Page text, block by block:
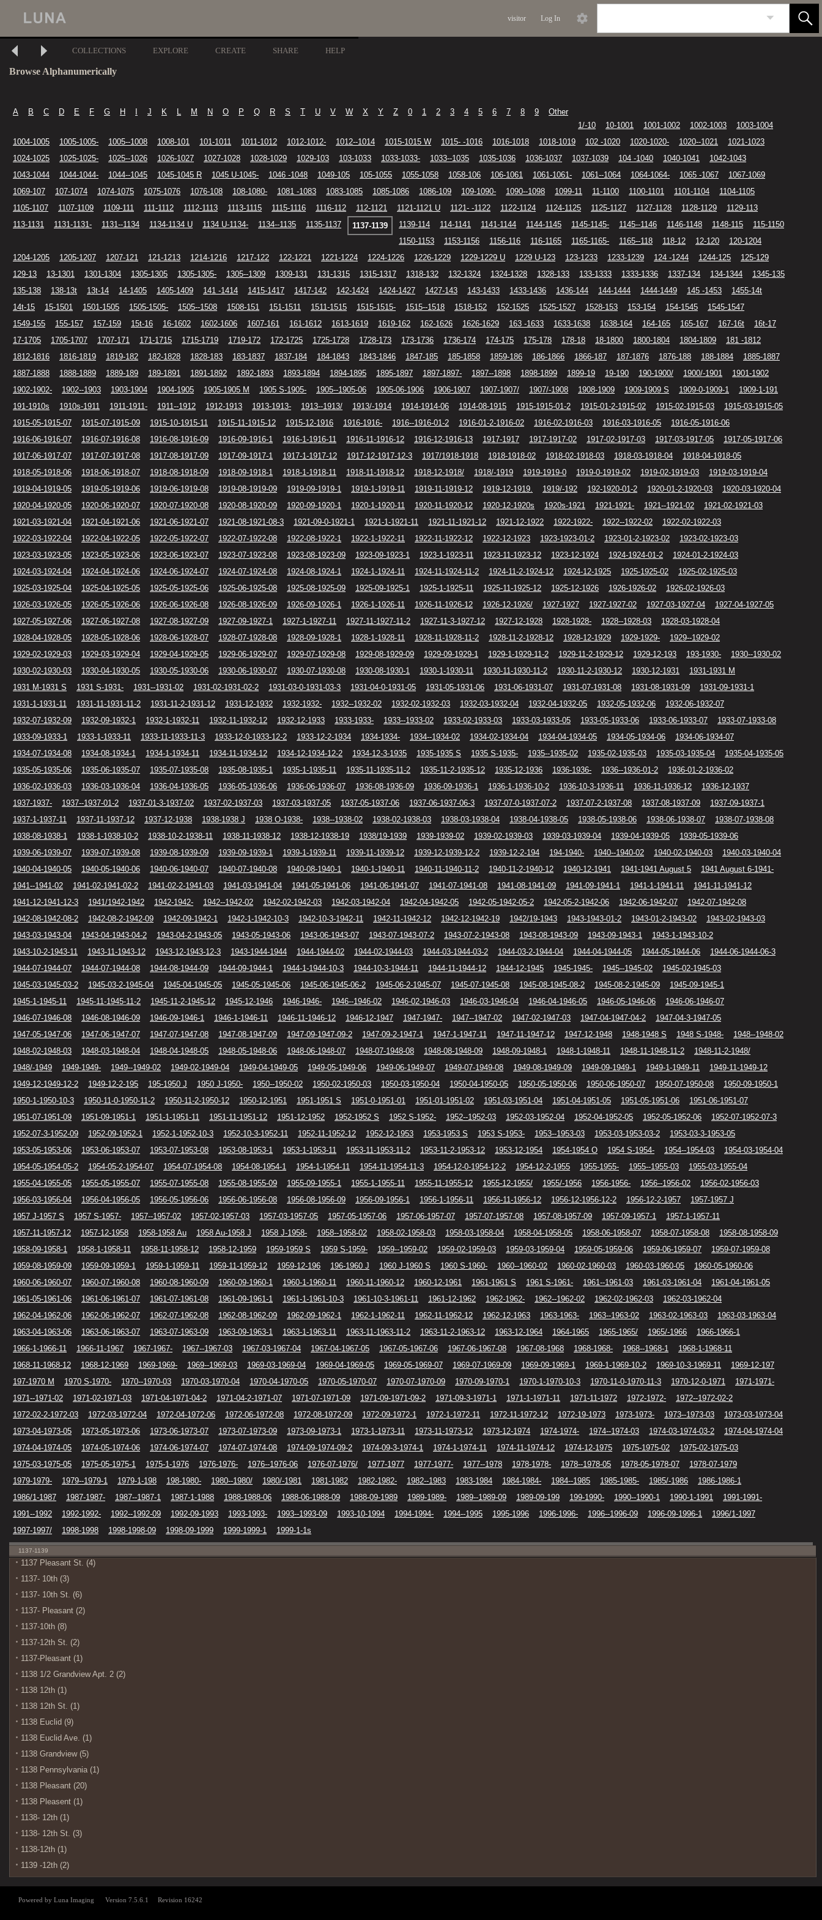
visitor Log In
COLLECTIONS EXPLORE CREATE SHARE HELP
Browse Alphanumerically
A B C D E F G H J K L M N O P Q R S T U V W X Y Z 0 1 2 3 4 5 6 7 8 9
Other
1/-10
10-1001 1001-1002 1002-1003
1003-1004
1004-1005
1005-1005- 1005--1008 1008-101 101-1011 1011-1012 1012-1012- 1012--1014 1015-1015 W 1015- -1016 1016-1018 1018-1019 102 -1020 1020-1020- 1020--1021
1021-1023
1024-1025
1025-1025- 1025--1026 1026-1027 1027-1028 1028-1029 1029-103 103-1033 1033-1033- 1033--1035 1035-1036 1036-1037 1037-1039 104 -1040 1040-1041
1042-1043
1043-1044
1044-1044- 1044--1045 1045-1045 R 1045 U-1045- 1046 -1048 1049-105 105-1055 1055-1058 1058-106 106-1061 1061-1061- 1061--1064 1064-1064- 1065 -1067
1067-1069
1069-107
107-1074 1074-1075 1075-1076 1076-108 108-1080- 1081 -1083 1083-1085 1085-1086 1086-109 109-1090- 1090--1098 1099-11 11-1100 1100-1101 1101-1104
1104-1105
1105-1107
1107-1109 1109-111 111-1112 1112-1113 1113-1115 1115-1116 1116-112 112-1121 1121-1121 U 1121- -1122 1122-1124 1124-1125 1125-1127 1127-1128 1128-1129
1129-113
113-1131
1131-1131- 1131--1134 1134-1134 U 1134 U-1134- 1134--1135 1135-1137 1137-1139 1139-114 114-1141 1141-1144 1144-1145 1145-1145- 1145--1146 1146-1148 1148-115
115-1150
1150-1153
1153-1156 1156-116 116-1165 1165-1165- 1165--118 118-12 12-120
120-1204
1204-1205
1205-1207 1207-121 121-1213 1214-1216 1217-122 122-1221 1221-1224 1224-1226 1226-1229 1229-1229 U 1229 U-123 123-1233 1233-1239 124 -1244 1244-125
125-129
129-13
13-1301 1301-1304 1305-1305 1305-1305- 1305--1309 1309-131 131-1315 1315-1317 1318-132 132-1324 1324-1328 1328-133 133-1333 1333-1336 1337-134 134-1344
1345-135
135-138
138-13t 13t-14 14-1405 1405-1409 141 -1414 1415-1417 1417-142 142-1424 1424-1427 1427-143 143-1433 1433-1436 1436-144 144-1444 1444-1449 145 -1453
1455-14t
14t-15
15-1501 1501-1505 1505-1505- 1505--1508 1508-151 151-1511 1511-1515 1515-1515- 1515--1518 1518-152 152-1525 1525-1527 1528-153 153-154 154-1545
1545-1547
1549-155
155-157 157-159 15t-16 16-1602 1602-1606 1607-161 161-1612 1613-1619 1619-162 162-1626 1626-1629 163 -1633 1633-1638 1638-164 164-165 165-167 167-16t
16t-17
17-1705
1705-1707 1707-171 171-1715 1715-1719 1719-172 172-1725 1725-1728 1728-173 173-1736 1736-174 174-175 175-178 178-18 18-1800 1800-1804 1804-1809
181 -1812
1812-1816
1816-1819 1819-182 182-1828 1828-183 183-1837 1837-184 184-1843 1843-1846 1847-185 185-1858 1859-186 186-1866 1866-187 187-1876 1876-188 188-1884
1885-1887
1887-1888
1888-1889 1889-189 189-1891 1891-1892 1892-1893 1893-1894 1894-1895 1895-1897 1897-1897- 1897--1898 1898-1899 1899-19 19-190 190-1900/ 1900/-1901
1901-1902
1902-1902-
1902--1903 1903-1904 1904-1905 1905-1905 M 1905 S-1905- 1905--1905-06 1905-06-1906 1906-1907 1907-1907/ 1907/-1908 1908-1909 1909-1909 S 1909-0-1909-1
1909-1-191
191-1910s
1910s-1911 1911-1911- 1911--1912 1912-1913 1913-1913- 1913--1913/ 1913/-1914 1914-1914-06 1914-08-1915 1915-1915-01-2 1915-01-2-1915-02 1915-02-1915-03
1915-03-1915-05
1915-05-1915-07
1915-07-1915-09 1915-10-1915-11 1915-11-1915-12 1915-12-1916 1916-1916- 1916--1916-01-2 1916-01-2-1916-02 1916-02-1916-03 1916-03-1916-05
1916-05-1916-06
1916-06-1916-07
1916-07-1916-08 1916-08-1916-09 1916-09-1916-1 1916-1-1916-11 1916-11-1916-12 1916-12-1916-13 1917-1917 1917-1917-02 1917-02-1917-03 1917-03-1917-05
1917-05-1917-06
1917-06-1917-07
1917-07-1917-08 1917-08-1917-09 1917-09-1917-1 1917-1-1917-12 1917-12-1917-12-3 1917/1918-1918 1918-1918-02 1918-02-1918-03 1918-03-1918-04
1918-04-1918-05
1918-05-1918-06
1918-06-1918-07 1918-08-1918-09 1918-09-1918-1 1918-1-1918-11 1918-11-1918-12 1918-12-1918/ 1918/-1919 1919-1919-0 1919-0-1919-02 1919-02-1919-03
1919-03-1919-04
1919-04-1919-05
1919-05-1919-06 1919-06-1919-08 1919-08-1919-09 1919-09-1919-1 1919-1-1919-11 1919-11-1919-12 1919-12-1919. 1919/-192 192-1920-01-2 1920-01-2-1920-03
1920-03-1920-04
1920-04-1920-05
1920-06-1920-07 1920-07-1920-08 1920-08-1920-09 1920-09-1920-1 1920-1-1920-11 1920-11-1920-12 1920-12-1920s 1920s-1921 1921-1921- 1921--1921-02
1921-02-1921-03
1921-03-1921-04
1921-04-1921-06 1921-06-1921-07 1921-08-1921-08-3 1921-09-0-1921-1 1921-1-1921-11 1921-11-1921-12 1921-12-1922 1922-1922- 1922--1922-02
1922-02-1922-03
1922-03-1922-04
1922-04-1922-05 1922-05-1922-07 1922-07-1922-08 1922-08-1922-1 1922-1-1922-11 1922-11-1922-12 1922-12-1923 1923-1923-01-2 1923-01-2-1923-02
1923-02-1923-03
1923-03-1923-05
1923-05-1923-06 1923-06-1923-07 1923-07-1923-08 1923-08-1923-09 1923-09-1923-1 1923-1-1923-11 1923-11-1923-12 1923-12-1924 1924-1924-01-2
1924-01-2-1924-03
1924-03-1924-04
1924-04-1924-06 1924-06-1924-07 1924-07-1924-08 1924-08-1924-1 1924-1-1924-11 1924-11-1924-11-2 1924-11-2-1924-12 1924-12-1925 1925-1925-02
1925-02-1925-03
1925-03-1925-04
1925-04-1925-05 1925-05-1925-06 1925-06-1925-08 1925-08-1925-09 1925-09-1925-1 1925-1-1925-11 1925-11-1925-12 1925-12-1926 1926-1926-02
1926-02-1926-03
1926-03-1926-05
1926-05-1926-06 1926-06-1926-08 1926-08-1926-09 1926-09-1926-1 1926-1-1926-11 1926-11-1926-12 1926-12-1926/ 1927-1927 1927-1927-02 1927-03-1927-04
1927-04-1927-05
1927-05-1927-06
1927-06-1927-08 1927-08-1927-09 1927-09-1927-1 1927-1-1927-11 1927-11-1927-11-2 1927-11-3-1927-12 1927-12-1928 1928-1928- 1928--1928-03
1928-03-1928-04
1928-04-1928-05
1928-05-1928-06 1928-06-1928-07 1928-07-1928-08 1928-09-1928-1 1928-1-1928-11 1928-11-1928-11-2 1928-11-2-1928-12 1928-12-1929 1929-1929-
1929--1929-02
1929-02-1929-03
1929-03-1929-04 1929-04-1929-05 1929-06-1929-07 1929-07-1929-08 1929-08-1929-09 1929-09-1929-1 1929-1-1929-11-2 1929-11-2-1929-12 1929-12-193 193-1930-
1930--1930-02
1930-02-1930-03
1930-04-1930-05 1930-05-1930-06 1930-06-1930-07 1930-07-1930-08 1930-08-1930-1 1930-1-1930-11 1930-11-1930-11-2 1930-11-2-1930-12 1930-12-1931
1931-1931 M
1931 M-1931 S
1931 S-1931- 1931--1931-02 1931-02-1931-02-2 1931-03-0-1931-03-3 1931-04-0-1931-05 1931-05-1931-06 1931-06-1931-07 1931-07-1931-08 1931-08-1931-09
1931-09-1931-1
1931-1-1931-11
1931-11-1931-11-2 1931-11-2-1931-12 1931-12-1932 1932-1932- 1932--1932-02 1932-02-1932-03 1932-03-1932-04 1932-04-1932-05 1932-05-1932-06
1932-06-1932-07
1932-07-1932-09
1932-09-1932-1 1932-1-1932-11 1932-11-1932-12 1932-12-1933 1933-1933- 1933--1933-02 1933-02-1933-03 1933-03-1933-05 1933-05-1933-06 1933-06-1933-07
1933-07-1933-08
1933-09-1933-1
1933-1-1933-11 1933-11-1933-11-3 1933-12-0-1933-12-2 1933-12-2-1934 1934-1934- 1934--1934-02 1934-02-1934-04 1934-04-1934-05 1934-05-1934-06
1934-06-1934-07
1934-07-1934-08
1934-08-1934-1 1934-1-1934-11 1934-11-1934-12 1934-12-1934-12-2 1934-12-3-1935 1935-1935 S 1935 S-1935- 1935--1935-02 1935-02-1935-03 1935-03-1935-04
1935-04-1935-05
1935-05-1935-06
1935-06-1935-07 1935-07-1935-08 1935-08-1935-1 1935-1-1935-11 1935-11-1935-11-2 1935-11-2-1935-12 1935-12-1936 1936-1936- 1936--1936-01-2
1936-01-2-1936-02
1936-02-1936-03
1936-03-1936-04 1936-04-1936-05 1936-05-1936-06 1936-06-1936-07 1936-08-1936-09 1936-09-1936-1 1936-1-1936-10-2 1936-10-3-1936-11 1936-11-1936-12
1936-12-1937
1937-1937-
1937--1937-01-2 1937-01-3-1937-02 1937-02-1937-03 1937-03-1937-05 1937-05-1937-06 1937-06-1937-06-3 1937-07-0-1937-07-2 1937-07-2-1937-08 1937-08-1937-09
1937-09-1937-1
1937-1-1937-11
1937-11-1937-12 1937-12-1938 1938-1938 J 1938 O-1938- 1938--1938-02 1938-02-1938-03 1938-03-1938-04 1938-04-1938-05 1938-05-1938-06 1938-06-1938-07
1938-07-1938-08
1938-08-1938-1
1938-1-1938-10-2 1938-10-2-1938-11 1938-11-1938-12 1938-12-1938-19 1938/19-1939 1939-1939-02 1939-02-1939-03 1939-03-1939-04 1939-04-1939-05
1939-05-1939-06
1939-06-1939-07
1939-07-1939-08 1939-08-1939-09 1939-09-1939-1 1939-1-1939-11 1939-11-1939-12 1939-12-1939-12-2 1939-12-2-194 194-1940- 1940--1940-02 1940-02-1940-03
1940-03-1940-04
1940-04-1940-05
1940-05-1940-06 1940-06-1940-07 1940-07-1940-08 1940-08-1940-1 1940-1-1940-11 1940-11-1940-11-2 1940-11-2-1940-12 1940-12-1941 1941-1941 August 5
1941 August 6-1941-
1941--1941-02
1941-02-1941-02-2 1941-02-2-1941-03 1941-03-1941-04 1941-05-1941-06 1941-06-1941-07 1941-07-1941-08 1941-08-1941-09 1941-09-1941-1 1941-1-1941-11
1941-11-1941-12
1941-12-1941-12-3
1941/1942-1942 1942-1942- 1942--1942-02 1942-02-1942-03 1942-03-1942-04 1942-04-1942-05 1942-05-1942-05-2 1942-05-2-1942-06 1942-06-1942-07
1942-07-1942-08
1942-08-1942-08-2
1942-08-2-1942-09 1942-09-1942-1 1942-1-1942-10-3 1942-10-3-1942-11 1942-11-1942-12 1942-12-1942-19 1942/19-1943 1943-1943-01-2 1943-01-2-1943-02
1943-02-1943-03
1943-03-1943-04
1943-04-1943-04-2 1943-04-2-1943-05 1943-05-1943-06 1943-06-1943-07 1943-07-1943-07-2 1943-07-2-1943-08 1943-08-1943-09 1943-09-1943-1
1943-1-1943-10-2
1943-10-2-1943-11
1943-11-1943-12 1943-12-1943-12-3 1943-1944-1944 1944-1944-02 1944-02-1944-03 1944-03-1944-03-2 1944-03-2-1944-04 1944-04-1944-05 1944-05-1944-06
1944-06-1944-06-3
1944-07-1944-07
1944-07-1944-08 1944-08-1944-09 1944-09-1944-1 1944-1-1944-10-3 1944-10-3-1944-11 1944-11-1944-12 1944-12-1945 1945-1945- 1945--1945-02
1945-02-1945-03
1945-03-1945-03-2
1945-03-2-1945-04 1945-04-1945-05 1945-05-1945-06 1945-06-1945-06-2 1945-06-2-1945-07 1945-07-1945-08 1945-08-1945-08-2 1945-08-2-1945-09
1945-09-1945-1
1945-1-1945-11
1945-11-1945-11-2 1945-11-2-1945-12 1945-12-1946 1946-1946- 1946--1946-02 1946-02-1946-03 1946-03-1946-04 1946-04-1946-05 1946-05-1946-06
1946-06-1946-07
1946-07-1946-08
1946-08-1946-09 1946-09-1946-1 1946-1-1946-11 1946-11-1946-12 1946-12-1947 1947-1947- 1947--1947-02 1947-02-1947-03 1947-04-1947-04-2
1947-04-3-1947-05
1947-05-1947-06
1947-06-1947-07 1947-07-1947-08 1947-08-1947-09 1947-09-1947-09-2 1947-09-2-1947-1 1947-1-1947-11 1947-11-1947-12 1947-12-1948 1948-1948 S 1948 S-1948-
1948--1948-02
1948-02-1948-03
1948-03-1948-04 1948-04-1948-05 1948-05-1948-06 1948-06-1948-07 1948-07-1948-08 1948-08-1948-09 1948-09-1948-1 1948-1-1948-11 1948-11-1948-11-2
1948-11-2-1948/
1948/-1949
1949-1949- 1949--1949-02 1949-02-1949-04 1949-04-1949-05 1949-05-1949-06 1949-06-1949-07 1949-07-1949-08 1949-08-1949-09 1949-09-1949-1 1949-1-1949-11
1949-11-1949-12
1949-12-1949-12-2
1949-12-2-195 195-1950 J 1950 J-1950- 1950--1950-02 1950-02-1950-03 1950-03-1950-04 1950-04-1950-05 1950-05-1950-06 1950-06-1950-07 1950-07-1950-08
1950-09-1950-1
1950-1-1950-10-3
1950-11-0-1950-11-2 1950-11-2-1950-12 1950-12-1951 1951-1951 S 1951-0-1951-01 1951-01-1951-02 1951-03-1951-04 1951-04-1951-05 1951-05-1951-06
1951-06-1951-07
1951-07-1951-09
1951-09-1951-1 1951-1-1951-11 1951-11-1951-12 1951-12-1952 1952-1952 S 1952 S-1952- 1952--1952-03 1952-03-1952-04 1952-04-1952-05 1952-05-1952-06
1952-07-1952-07-3
1952-07-3-1952-09
1952-09-1952-1 1952-1-1952-10-3 1952-10-3-1952-11 1952-11-1952-12 1952-12-1953 1953-1953 S 1953 S-1953- 1953--1953-03 1953-03-1953-03-2
1953-03-3-1953-05
1953-05-1953-06
1953-06-1953-07 1953-07-1953-08 1953-08-1953-1 1953-1-1953-11 1953-11-1953-11-2 1953-11-2-1953-12 1953-12-1954 1954-1954 O 1954 S-1954- 1954--1954-03
1954-03-1954-04
1954-05-1954-05-2
1954-05-2-1954-07 1954-07-1954-08 1954-08-1954-1 1954-1-1954-11 1954-11-1954-11-3 1954-12-0-1954-12-2 1954-12-2-1955 1955-1955- 1955--1955-03
1955-03-1955-04
1955-04-1955-05
1955-05-1955-07 1955-07-1955-08 1955-08-1955-09 1955-09-1955-1 1955-1-1955-11 1955-11-1955-12 1955-12-1955/ 1955/-1956 1956-1956- 1956--1956-02
1956-02-1956-03
1956-03-1956-04
1956-04-1956-05 1956-05-1956-06 1956-06-1956-08 1956-08-1956-09 1956-09-1956-1 1956-1-1956-11 1956-11-1956-12 1956-12-1956-12-2 1956-12-2-1957
1957-1957 J
1957 J-1957 S
1957 S-1957- 1957--1957-02 1957-02-1957-03 1957-03-1957-05 1957-05-1957-06 1957-06-1957-07 1957-07-1957-08 1957-08-1957-09 1957-09-1957-1
1957-1-1957-11
1957-11-1957-12
1957-12-1958 1958-1958 Au 1958 Au-1958 J 1958 J-1958- 1958--1958-02 1958-02-1958-03 1958-03-1958-04 1958-04-1958-05 1958-06-1958-07 1958-07-1958-08
1958-08-1958-09
1958-09-1958-1
1958-1-1958-11 1958-11-1958-12 1958-12-1959 1959-1959 S 1959 S-1959- 1959--1959-02 1959-02-1959-03 1959-03-1959-04 1959-05-1959-06 1959-06-1959-07
1959-07-1959-08
1959-08-1959-09
1959-09-1959-1 1959-1-1959-11 1959-11-1959-12 1959-12-196 196-1960 J 1960 J-1960 S 1960 S-1960- 1960--1960-02 1960-02-1960-03 1960-03-1960-05
1960-05-1960-06
1960-06-1960-07
1960-07-1960-08 1960-08-1960-09 1960-09-1960-1 1960-1-1960-11 1960-11-1960-12 1960-12-1961 1961-1961 S 1961 S-1961- 1961--1961-03 1961-03-1961-04
1961-04-1961-05
1961-05-1961-06
1961-06-1961-07 1961-07-1961-08 1961-09-1961-1 1961-1-1961-10-3 1961-10-3-1961-11 1961-12-1962 1962-1962- 1962--1962-02 1962-02-1962-03
1962-03-1962-04
1962-04-1962-06
1962-06-1962-07 1962-07-1962-08 1962-08-1962-09 1962-09-1962-1 1962-1-1962-11 1962-11-1962-12 1962-12-1963 1963-1963- 1963--1963-02 1963-02-1963-03
1963-03-1963-04
1963-04-1963-06
1963-06-1963-07 1963-07-1963-09 1963-09-1963-1 1963-1-1963-11 1963-11-1963-11-2 1963-11-2-1963-12 1963-12-1964 1964-1965 1965-1965/ 1965/-1966
1966-1966-1
1966-1-1966-11
1966-11-1967 1967-1967- 1967--1967-03 1967-03-1967-04 1967-04-1967-05 1967-05-1967-06 1967-06-1967-08 1967-08-1968 1968-1968- 1968--1968-1
1968-1-1968-11
1968-11-1968-12
1968-12-1969 1969-1969- 1969--1969-03 1969-03-1969-04 1969-04-1969-05 1969-05-1969-07 1969-07-1969-09 1969-09-1969-1 1969-1-1969-10-2 1969-10-3-1969-11
1969-12-197
197-1970 M
1970 S-1970- 1970--1970-03 1970-03-1970-04 1970-04-1970-05 1970-05-1970-07 1970-07-1970-09 1970-09-1970-1 1970-1-1970-10-3 1970-11-0-1970-11-3 1970-12-0-1971
1971-1971-
1971--1971-02
1971-02-1971-03 1971-04-1971-04-2 1971-04-2-1971-07 1971-07-1971-09 1971-09-1971-09-2 1971-09-3-1971-1 1971-1-1971-11 1971-11-1972 1972-1972-
1972--1972-02-2
1972-02-2-1972-03
1972-03-1972-04 1972-04-1972-06 1972-06-1972-08 1972-08-1972-09 1972-09-1972-1 1972-1-1972-11 1972-11-1972-12 1972-19-1973 1973-1973- 1973--1973-03
1973-03-1973-04
1973-04-1973-05
1973-05-1973-06 1973-06-1973-07 1973-07-1973-09 1973-09-1973-1 1973-1-1973-11 1973-11-1973-12 1973-12-1974 1974-1974- 1974--1974-03 1974-03-1974-03-2
1974-04-1974-04
1974-04-1974-05
1974-05-1974-06 1974-06-1974-07 1974-07-1974-08 1974-09-1974-09-2 1974-09-3-1974-1 1974-1-1974-11 1974-11-1974-12 1974-12-1975 1975-1975-02
1975-02-1975-03
1975-03-1975-05
1975-05-1975-1 1975-1-1976 1976-1976- 1976--1976-06 1976-07-1976/ 1977-1977 1977-1977- 1977--1978 1978-1978- 1978--1978-05 1978-05-1978-07
1978-07-1979
1979-1979-
1979--1979-1 1979-1-198 198-1980- 1980--1980/ 1980/-1981 1981-1982 1982-1982- 1982--1983 1983-1984 1984-1984- 1984--1985 1985-1985- 1985/-1986
1986-1986-1
1986/1-1987
1987-1987- 1987--1987-1 1987-1-1988 1988-1988-06 1988-06-1988-09 1988-09-1989 1989-1989- 1989--1989-09 1989-09-199 199-1990- 1990--1990-1 1990-1-1991
1991-1991-
1991--1992
1992-1992- 1992--1992-09 1992-09-1993 1993-1993- 1993--1993-09 1993-10-1994 1994-1994- 1994--1995 1995-1996 1996-1996- 1996--1996-09 1996-09-1996-1
1996/1-1997
1997-1997/
1998-1998 1998-1998-09 1998-09-1999 1999-1999-1 1999-1-1s
1137-1139
1137 Pleasant St. (4)
1137- 10th (3)
1137- 10th St. (6)
1137- Pleasant (2)
1137-10th (8)
1137-12th St. (2)
1137-Pleasant (1)
1138 1/2 Grandview Apt. 2 (2)
1138 12th (1)
1138 12th St. (1)
1138 Euclid (9)
1138 Euclid Ave. (1)
1138 Grandview (5)
1138 Pennsylvania (1)
1138 Pleasant (20)
1138 Pleasent (1)
1138- 12th (1)
1138- 12th St. (3)
1138-12th (1)
1139 -12th (2)